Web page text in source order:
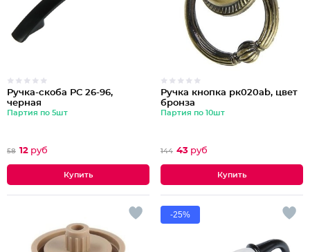
Ручка-скоба РС 26-96,
черная
Партия по 5шт
58 12 руб
Ручка кнопка рк020ab, цвет
бронза
Партия по 10шт
144 43 руб
-25%